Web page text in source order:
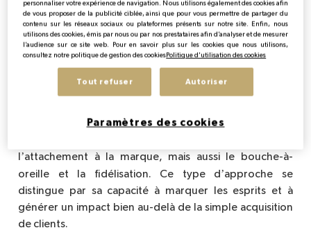
devient acteur et non plus spectateur.
impliquant le consommateur à un niveau émotionnel, le
’attachement à la marque, mais aussi le bouche-à-
oreille et la fidélisation. Ce type d’approche se
distingue par sa capacité à marquer les esprits et à
générer un impact bien au-delà de la simple acquisition
de clients.
personnaliser votre expérience de navigation. Nous utilisons également des cookies afin
de vous proposer de la publicité ciblée, ainsi que pour vous permettre de partager du
contenu sur les réseaux sociaux ou plateformes présents sur notre site. Enfin, nous
utilisons des cookies, émis par nous ou par nos prestataires afin d’analyser et de mesurer
l’audience sur ce site web. Pour en savoir plus sur les cookies que nous utilisons,
consultez notre politique de gestion des cookiesPolitique d'utilisation des cookies
Tout refuser Autoriser
Paramètres des cookies